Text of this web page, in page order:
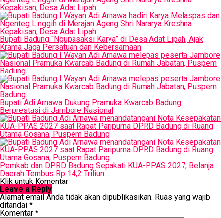
Bupati Badung “Ngupasaksi Karya” di Desa Adat Lipah, Ajak
Krama Jaga Persatuan dan Kebersamaan
Bupati Adi Arnawa Dukung Pramuka Kwarcab Badung
Berprestasi di Jambore Nasional
Pemkab dan DPRD Badung Sepakati KUA-PPAS 2027, Belanja
Daerah Tembus Rp 14,2 Triliun
Klik untuk Komentar
Leave a Reply
Alamat email Anda tidak akan dipublikasikan. Ruas yang wajib
ditandai *
Komentar *